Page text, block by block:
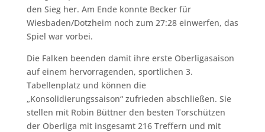
den Sieg her. Am Ende konnte Becker für
Wiesbaden/Dotzheim noch zum 27:28 einwerfen, das
Spiel war vorbei.
Die Falken beenden damit ihre erste Oberligasaison
auf einem hervorragenden, sportlichen 3.
Tabellenplatz und können die
„Konsolidierungssaison“ zufrieden abschließen. Sie
stellen mit Robin Büttner den besten Torschützen
der Oberliga mit insgesamt 216 Treffern und mit